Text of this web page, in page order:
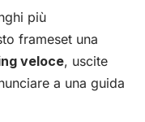
più
frameset una
veloce, uscite
a una guida